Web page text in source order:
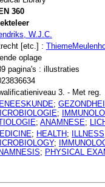
360
W.J.C.
[etc.] :
oplage
pagina's : illustraties
3. - Met reg.
;
;
; ANAMNESE;
; HEALTH; ILLNESS
;
; PHYSICAL